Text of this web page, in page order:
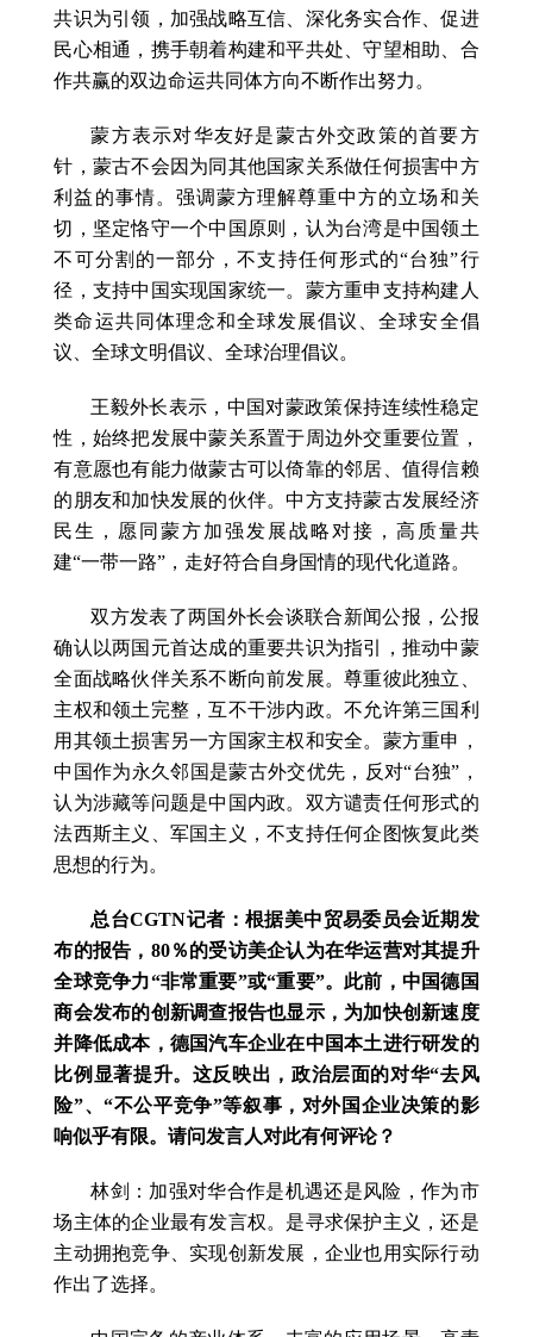
共识为引领，加强战略互信、深化务实合作、促进
民心相通，携手朝着构建和平共处、守望相助、合
作共赢的双边命运共同体方向不断作出努力。
蒙方表示对华友好是蒙古外交政策的首要方
针，蒙古不会因为同其他国家关系做任何损害中方
利益的事情。强调蒙方理解尊重中方的立场和关
切，坚定恪守一个中国原则，认为台湾是中国领土
不可分割的一部分，不支持任何形式的“台独”行
径，支持中国实现国家统一。蒙方重申支持构建人
类命运共同体理念和全球发展倡议、全球安全倡
议、全球文明倡议、全球治理倡议。
王毅外长表示，中国对蒙政策保持连续性稳定
性，始终把发展中蒙关系置于周边外交重要位置，
有意愿也有能力做蒙古可以倚靠的邻居、值得信赖
的朋友和加快发展的伙伴。中方支持蒙古发展经济
民生，愿同蒙方加强发展战略对接，高质量共
建“一带一路”，走好符合自身国情的现代化道路。
双方发表了两国外长会谈联合新闻公报，公报
确认以两国元首达成的重要共识为指引，推动中蒙
全面战略伙伴关系不断向前发展。尊重彼此独立、
主权和领土完整，互不干涉内政。不允许第三国利
用其领土损害另一方国家主权和安全。蒙方重申，
中国作为永久邻国是蒙古外交优先，反对“台独”，
认为涉藏等问题是中国内政。双方谴责任何形式的
法西斯主义、军国主义，不支持任何企图恢复此类
思想的行为。
总台CGTN记者：根据美中贸易委员会近期发
布的报告，80％的受访美企认为在华运营对其提升
全球竞争力“非常重要”或“重要”。此前，中国德国
商会发布的创新调查报告也显示，为加快创新速度
并降低成本，德国汽车企业在中国本土进行研发的
比例显著提升。这反映出，政治层面的对华“去风
险”、“不公平竞争”等叙事，对外国企业决策的影
响似乎有限。请问发言人对此有何评论？
林剑：加强对华合作是机遇还是风险，作为市
场主体的企业最有发言权。是寻求保护主义，还是
主动拥抱竞争、实现创新发展，企业也用实际行动
作出了选择。